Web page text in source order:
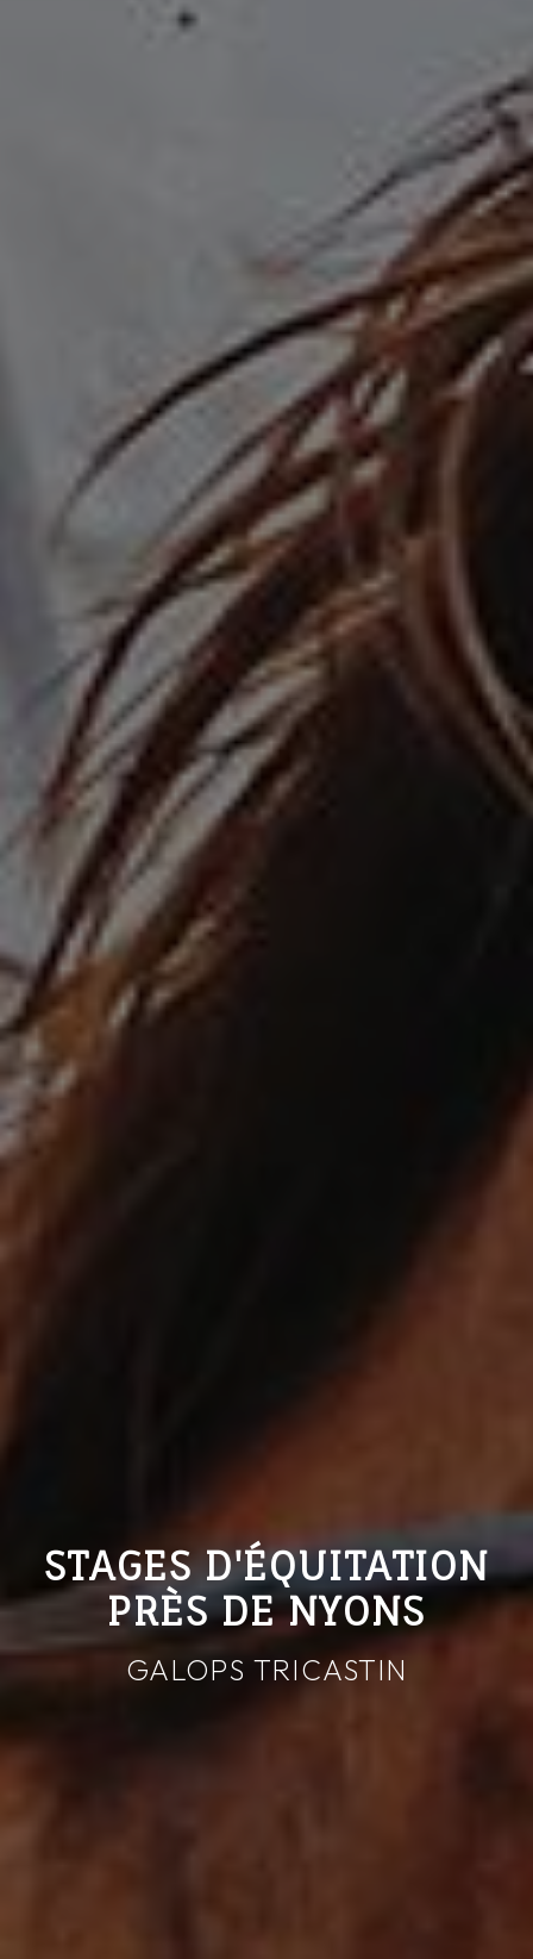
STAGES D'ÉQUITATION
PRÈS DE NYONS
GALOPS TRICASTIN